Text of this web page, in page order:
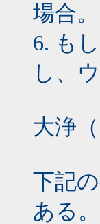
場合
6. も
し、
大浄
下記
ある。